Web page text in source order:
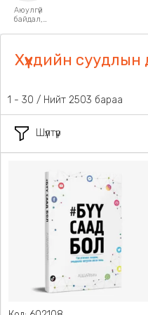
Аюулгүй
байдал,
Хүүхдийн суудлын
Шүүлтүүр
31 - 60 / Нийт 2503 бараа